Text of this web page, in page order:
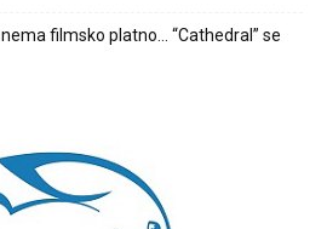
filmsko platno… “Cathedral” se